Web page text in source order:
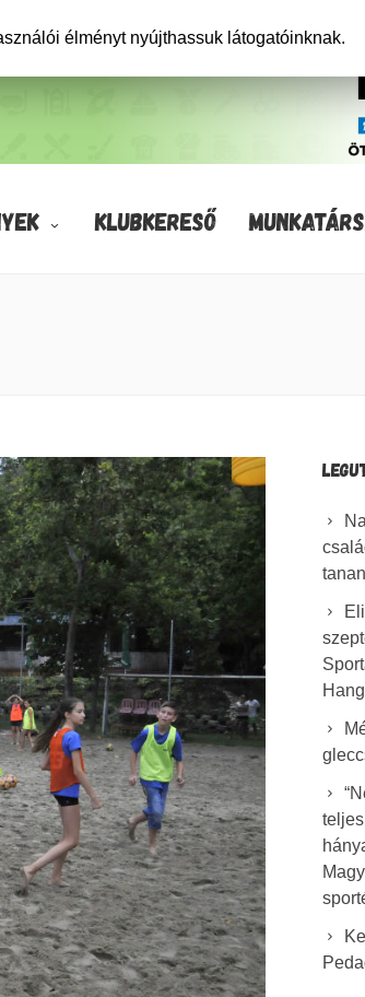
KLUBKERESŐ
élményt nyújthassuk látogatóinknak.